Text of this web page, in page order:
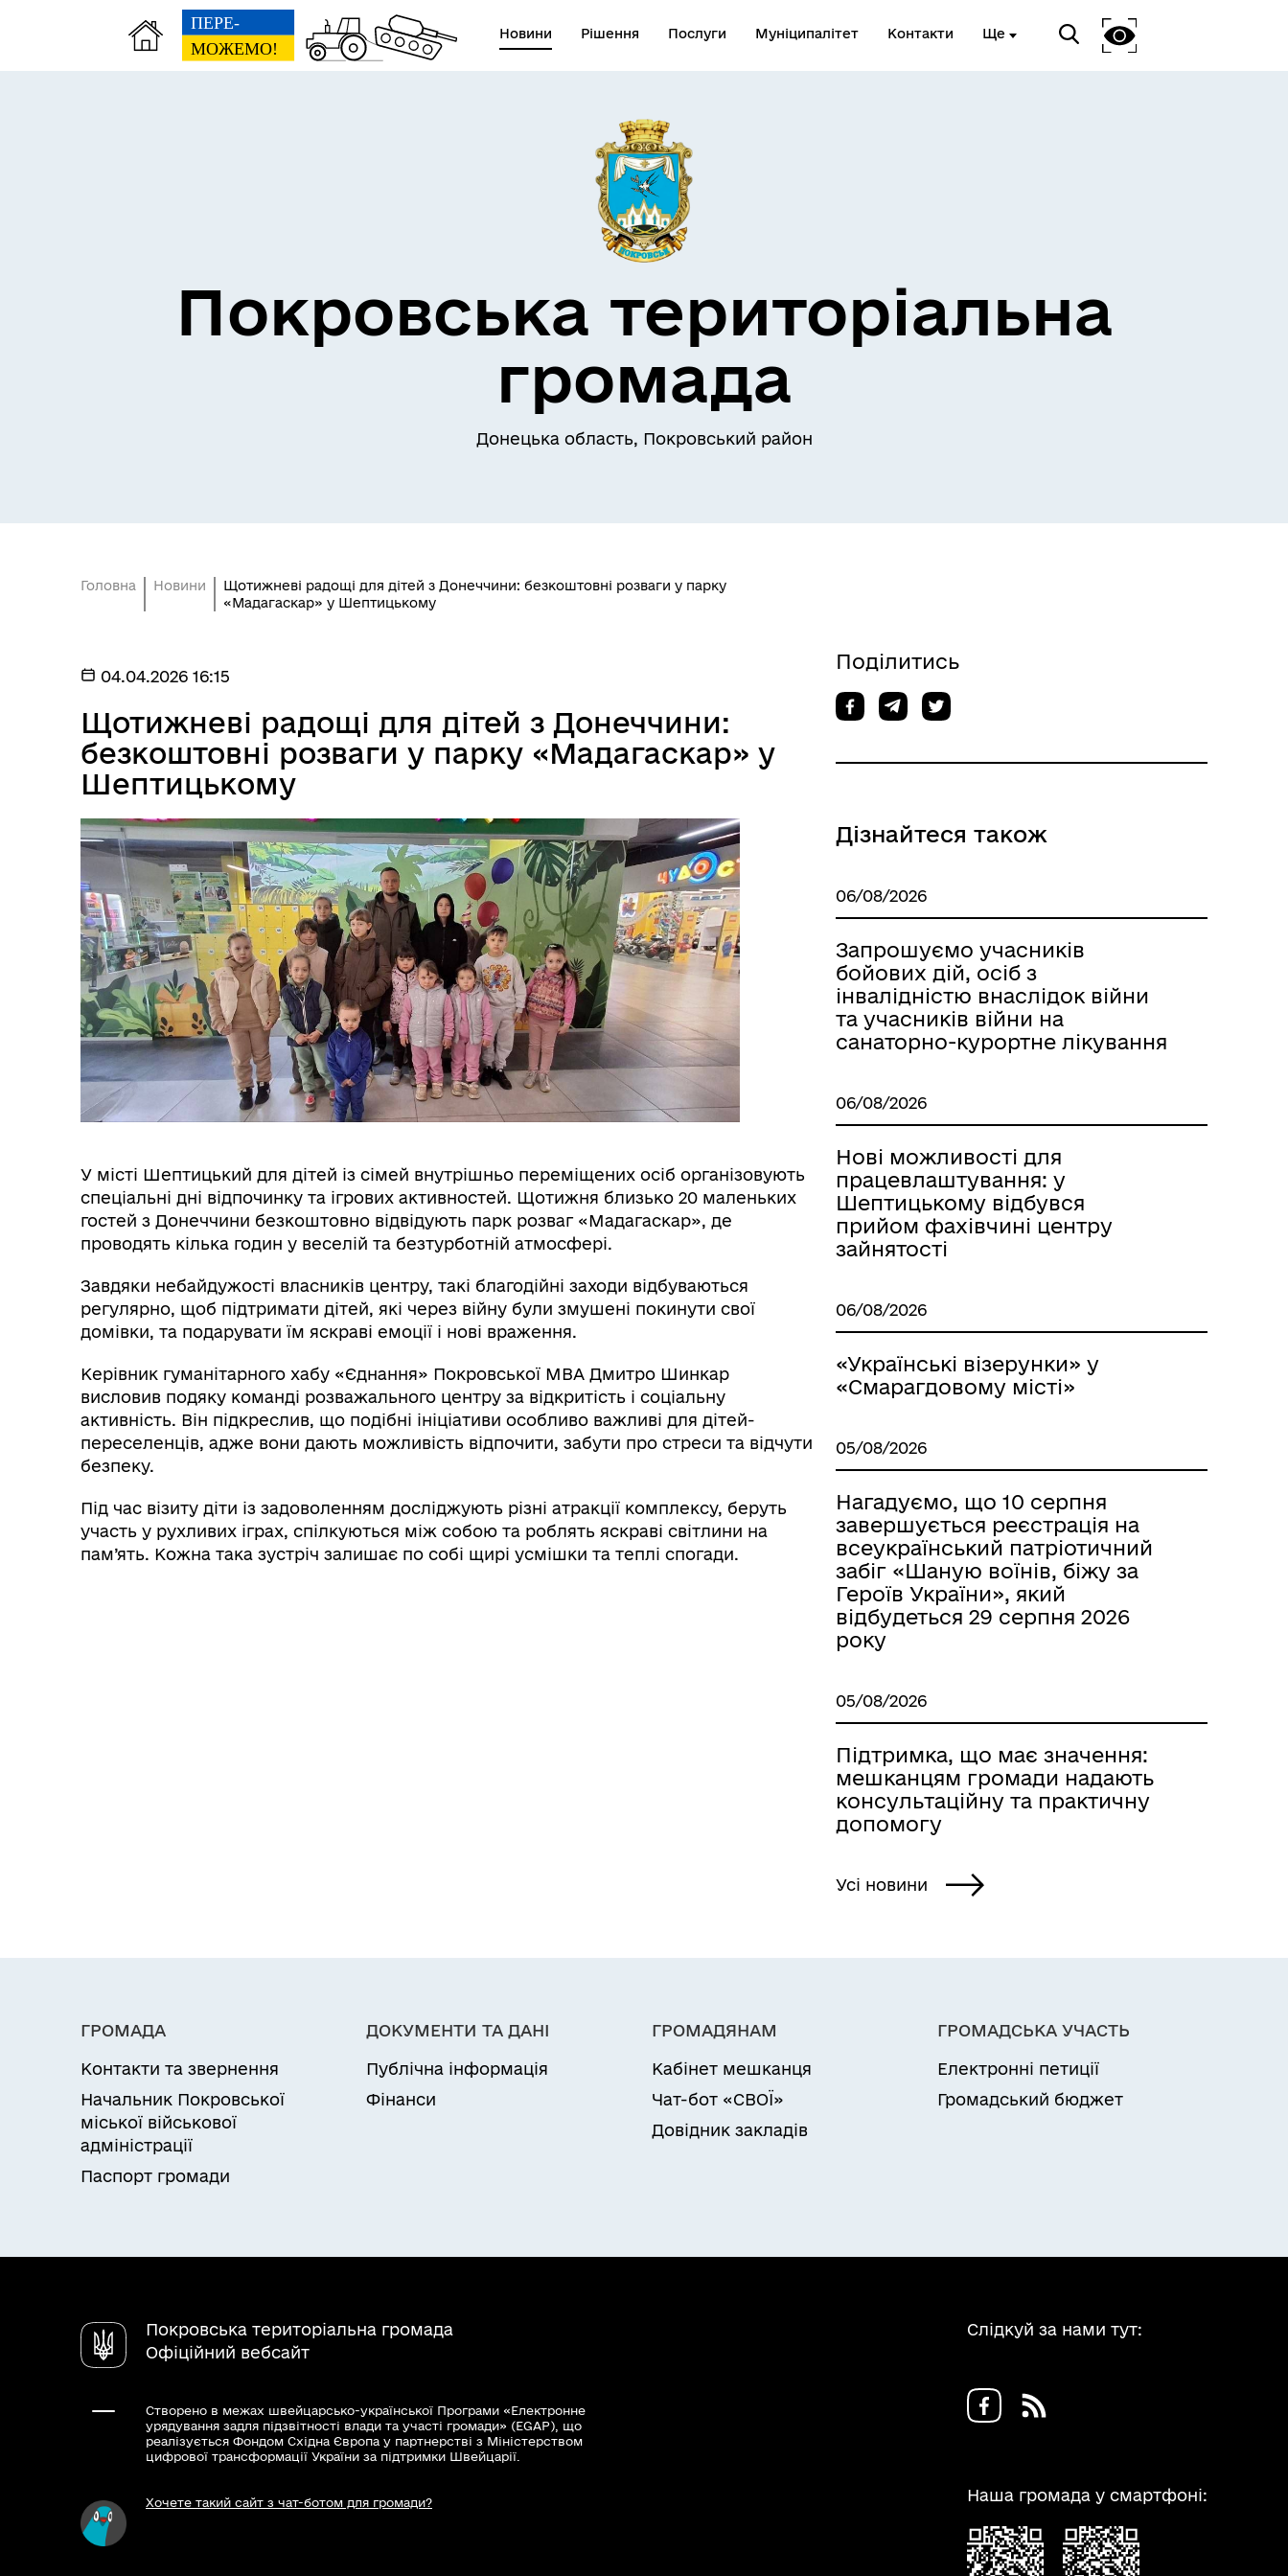
Новини Рішення Послуги Муніципалітет Контакти Ще
Гуманітарна допомога
Розпорядження начальника
Покровської військової
адміністрації
Меморандуми
Публічна інформація
Соціальні послуги
🤝🏻ВЕТЕРАНАМ
Покровська територіальна
громада
Донецька область, Покровський район
Головна Новини
Щотижневі радощі для дітей з Донеччини: безкоштовні розваги у парку
«Мадагаскар» у Шептицькому
04.04.2026 16:15
Щотижневі радощі для дітей з Донеччини:
безкоштовні розваги у парку «Мадагаскар» у
Шептицькому
У місті Шептицький для дітей із сімей внутрішньо переміщених осіб організовують
спеціальні дні відпочинку та ігрових активностей. Щотижня близько 20 маленьких
гостей з Донеччини безкоштовно відвідують парк розваг «Мадагаскар», де
проводять кілька годин у веселій та безтурботній атмосфері.
Завдяки небайдужості власників центру, такі благодійні заходи відбуваються
регулярно, щоб підтримати дітей, які через війну були змушені покинути свої
домівки, та подарувати їм яскраві емоції і нові враження.
Керівник гуманітарного хабу «Єднання» Покровської МВА Дмитро Шинкар
висловив подяку команді розважального центру за відкритість і соціальну
активність. Він підкреслив, що подібні ініціативи особливо важливі для дітей-
переселенців, адже вони дають можливість відпочити, забути про стреси та відчути
безпеку.
Під час візиту діти із задоволенням досліджують різні атракції комплексу, беруть
участь у рухливих іграх, спілкуються між собою та роблять яскраві світлини на
пам’ять. Кожна така зустріч залишає по собі щирі усмішки та теплі спогади.
Поділитись
Дізнайтеся також
06/08/2026
Запрошуємо учасників
бойових дій, осіб з
інвалідністю внаслідок війни
та учасників війни на
санаторно-курортне лікування
06/08/2026
Нові можливості для
працевлаштування: у
Шептицькому відбувся
прийом фахівчині центру
зайнятості
06/08/2026
«Українські візерунки» у
«Смарагдовому місті»
05/08/2026
Нагадуємо, що 10 серпня
завершується реєстрація на
всеукраїнський патріотичний
забіг «Шаную воїнів, біжу за
Героїв України», який
відбудеться 29 серпня 2026
року
05/08/2026
Підтримка, що має значення:
мешканцям громади надають
консультаційну та практичну
допомогу
Усі новини
ГРОМАДА
Контакти та звернення
Начальник Покровської
міської військової
адміністрації
Паспорт громади
ДОКУМЕНТИ ТА ДАНІ
Публічна інформація
Фінанси
ГРОМАДЯНАМ
Кабінет мешканця
Чат-бот «СВОЇ»
Довідник закладів
ГРОМАДСЬКА УЧАСТЬ
Електронні петиції
Громадський бюджет
Покровська територіальна громада
Офіційний вебсайт
Створено в межах швейцарсько-української Програми «Електронне
урядування задля підзвітності влади та участі громади» (EGAP), що
реалізується Фондом Східна Європа у партнерстві з Міністерством
цифрової трансформації України за підтримки Швейцарії.
Хочете такий сайт з чат-ботом для громади?
Слідкуй за нами тут:
Наша громада у смартфоні: